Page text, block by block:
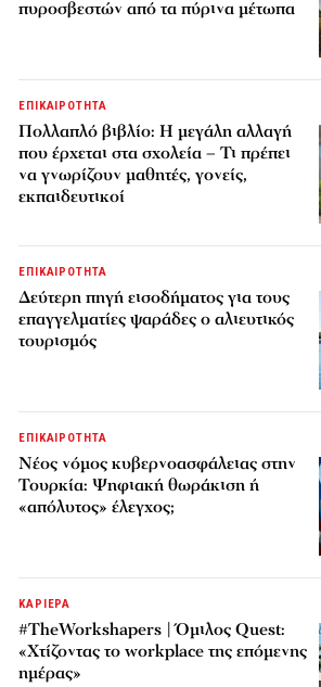
πυροσβεστών από τα πύρινα μέτωπα
ΕΠΙΚΑΙΡΟΤΗΤΑ
Πολλαπλό βιβλίο: Η μεγάλη αλλαγή
που έρχεται στα σχολεία – Τι πρέπει
να γνωρίζουν μαθητές, γονείς,
εκπαιδευτικοί
ΕΠΙΚΑΙΡΟΤΗΤΑ
Δεύτερη πηγή εισοδήματος για τους
επαγγελματίες ψαράδες ο αλιευτικός
τουρισμός
ΕΠΙΚΑΙΡΟΤΗΤΑ
Νέος νόμος κυβερνοασφάλειας στην
Τουρκία: Ψηφιακή θωράκιση ή
«απόλυτος» έλεγχος;
ΚΑΡΙΕΡΑ
#TheWorkshapers | Όμιλος Quest:
«Χτίζοντας το workplace της επόμενης
ημέρας»